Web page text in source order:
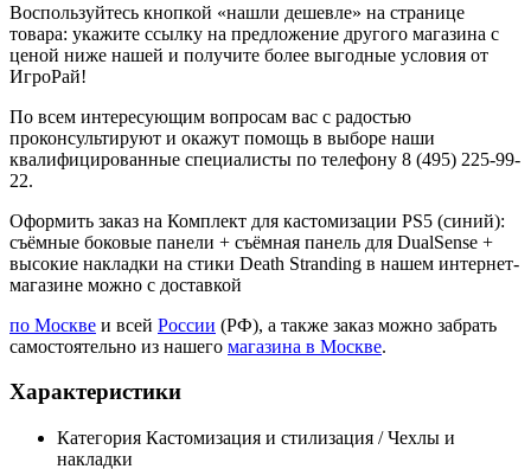
Воспользуйтесь кнопкой «нашли дешевле» на странице
товара: укажите ссылку на предложение другого магазина с
ценой ниже нашей и получите более выгодные условия от
ИгроРай!
По всем интересующим вопросам вас с радостью
проконсультируют и окажут помощь в выборе наши
квалифицированные специалисты по телефону 8 (495) 225-99-
22.
Оформить заказ на Комплект для кастомизации PS5 (синий):
съёмные боковые панели + съёмная панель для DualSense +
высокие накладки на стики Death Stranding в нашем интернет-
магазине можно с доставкой
по Москве и всей России (РФ), а также заказ можно забрать
самостоятельно из нашего магазина в Москве.
Характеристики
Категория Кастомизация и стилизация / Чехлы и
накладки